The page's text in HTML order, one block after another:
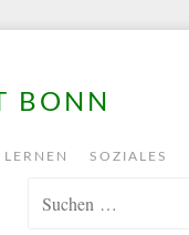
BONN
LERNEN SOZIALES